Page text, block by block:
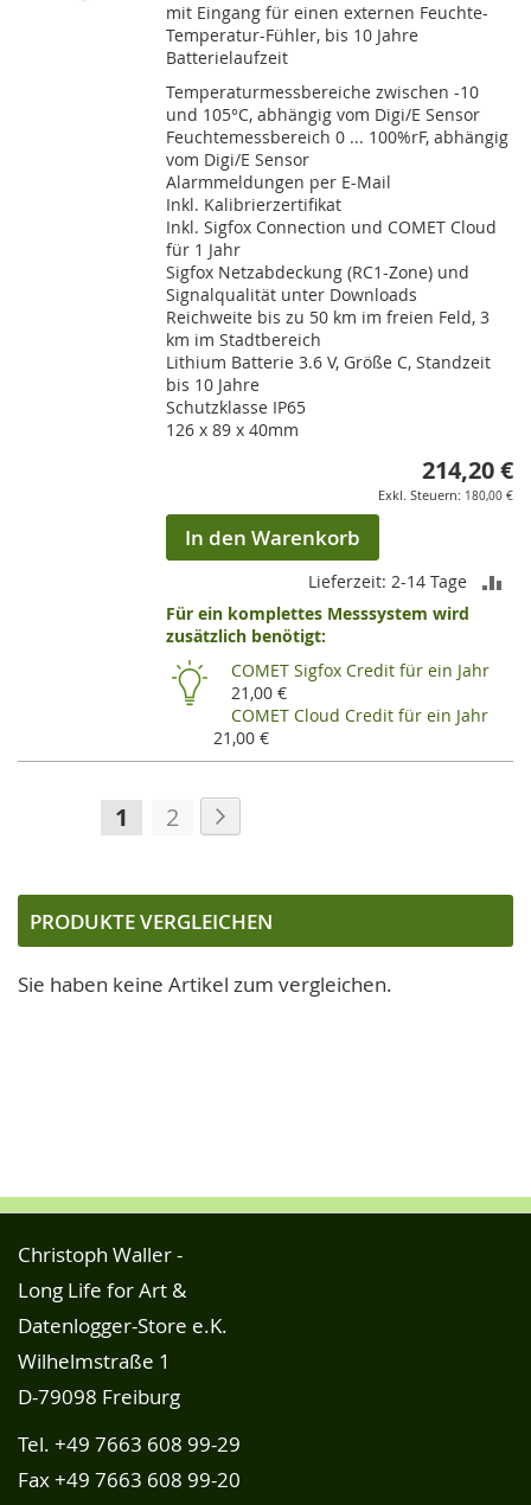
mit Eingang für einen externen Feuchte-
Temperatur-Fühler, bis 10 Jahre
Batterielaufzeit
Temperaturmessbereiche zwischen -10
und 105°C, abhängig vom Digi/E Sensor
Feuchtemessbereich 0 ... 100%rF, abhängig
vom Digi/E Sensor
Alarmmeldungen per E-Mail
Inkl. Kalibrierzertifikat
Inkl. Sigfox Connection und COMET Cloud
für 1 Jahr
Sigfox Netzabdeckung (RC1-Zone) und
Signalqualität unter Downloads
Reichweite bis zu 50 km im freien Feld, 3
km im Stadtbereich
Lithium Batterie 3.6 V, Größe C, Standzeit
bis 10 Jahre
Schutzklasse IP65
126 x 89 x 40mm
214,20 €
180,00 €
In den Warenkorb
Lieferzeit: 2-14 Tage
Für ein komplettes Messsystem wird
zusätzlich benötigt:
COMET Sigfox Credit für ein Jahr
21,00 €
COMET Cloud Credit für ein Jahr
21,00 €
Seite
Sie
gerade
die
1 Seite
2
PRODUKTE VERGLEICHEN
Sie haben keine Artikel zum vergleichen.
Christoph Waller -
Long Life for Art &
Datenlogger-Store e.K.
Wilhelmstraße 1
D-79098 Freiburg
Tel. +49 7663 608 99-29
Fax +49 7663 608 99-20